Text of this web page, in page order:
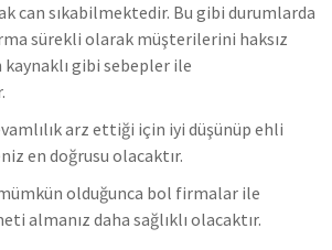
can sıkabilmektedir. Bu gibi durumlarda
sürekli olarak müşterilerini haksız
gibi sebepler ile
arz ettiği için iyi düşünüp ehli
en doğrusu olacaktır.
olduğunca bol firmalar ile
almanız daha sağlıklı olacaktır.